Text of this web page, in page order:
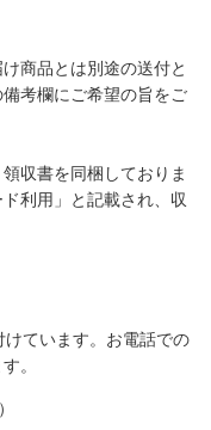
商品とは別途の送付と
考欄にご希望の旨をご
収書を同梱しておりま
利用」と記載され、収
ています。お電話での
。